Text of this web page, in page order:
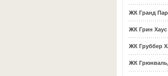
ЖК Гранд
ЖК Грин Хаус
ЖК Груббер
ЖК